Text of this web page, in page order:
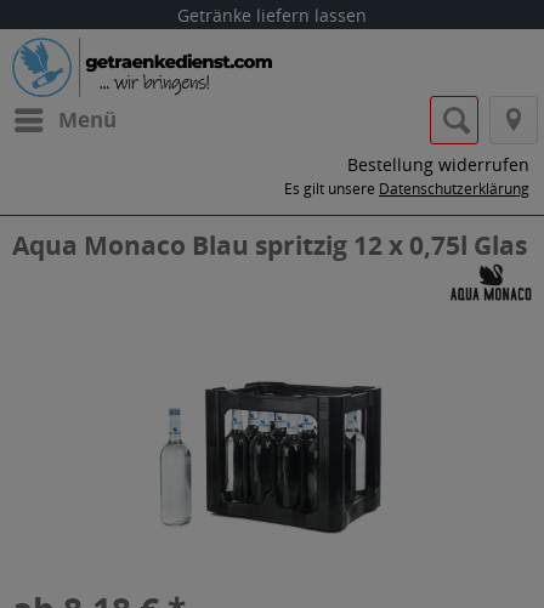
Getränke liefern lassen
Menü
Bestellung widerrufen
Es gilt unsere Datenschutzerklärung
Aqua Monaco Blau spritzig 12 x 0,75l Glas